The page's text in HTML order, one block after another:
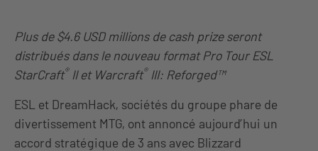
Plus de $4.6 USD millions de cash prize seront
distribués dans le nouveau format Pro Tour ESL
StarCraft®II et Warcraft®III: Reforged™
ESL et DreamHack, sociétés du groupe phare de
divertissement MTG, ont annoncé aujourd’hui un
accord stratégique de 3 ans avec Blizzard